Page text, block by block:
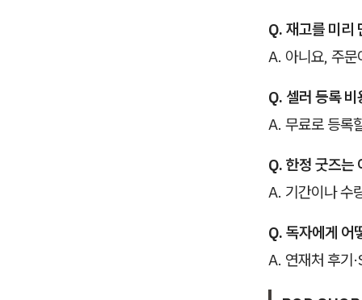
Q. 재고를 미리
A. 아니요, 주문
Q. 셀러 등록
A. 무료로 등록
Q. 한정 굿즈는
A. 기간이나 수
Q. 독자에게 어
A. 연재처 후기